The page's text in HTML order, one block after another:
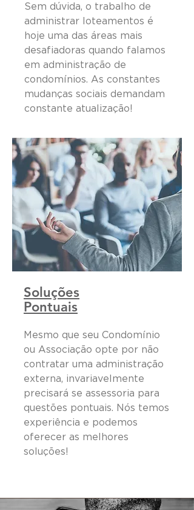
Sem dúvida, o trabalho de
administrar loteamentos é
hoje uma das áreas mais
desafiadoras quando falamos
em administração de
condomínios. As constantes
mudanças sociais demandam
constante atualização!
Soluções
Pontuais
Mesmo que seu Condomínio
ou Associação opte por não
contratar uma administração
externa, invariavelmente
precisará se assessoria para
questões pontuais. Nós temos
experiência e podemos
oferecer as melhores
soluções!